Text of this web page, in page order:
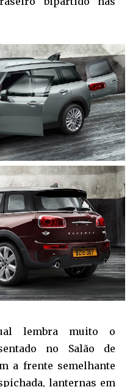
lembra muito o
no Salão de
a frente semelhante
lanternas em